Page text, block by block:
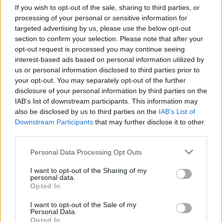
If you wish to opt-out of the sale, sharing to third parties, or
processing of your personal or sensitive information for
targeted advertising by us, please use the below opt-out
section to confirm your selection. Please note that after your
opt-out request is processed you may continue seeing
interest-based ads based on personal information utilized by
us or personal information disclosed to third parties prior to
your opt-out. You may separately opt-out of the further
disclosure of your personal information by third parties on the
IAB’s list of downstream participants. This information may
also be disclosed by us to third parties on the IAB’s List of
Downstream Participants that may further disclose it to other
Please note that this website/app uses one or more Google
not limited to your visit or usage behaviour. You may click to
grant or deny consent to Google and its third-party tags to
use your data for below specified purposes in below Google
consent section.
Personal Data Processing Opt Outs
I want to opt-out of the Sharing of my
personal data.
Opted In
I want to opt-out of the Sale of my
Personal Data.
Opted In
Σημαντικό ρόλο στην εξωστρέφεια της Ε.Υ.Π. θα
διαδραματίσει και η Υπηρεσία Ιστορικού Αρχείου
και Ιστορικού Μουσείου, η οποία στοχεύει στην
ανάδειξη του σημαντικό ρόλου της στην ιστορία
για την ασφάλεια της χώρας. Με τη δημιουργία
του Μουσείου η Υπηρεσία μεριμνά για τη
διατήρηση της ιστορίας της, κάνοντας την
προσιτή και κατανοητή στο κοινό. Παράλληλα, η
αξιοποίηση του Ιστορικού Αρχείου, μέσω του
αποχαρακτηρισμού εγγράφων, θα προσφέρει
ενδιαφέρουσες πληροφορίες για τις δράσεις
Τέλος όπως επισημαίνουν κυβερνητικές πηγές η
έκδοση του Προεδρικού Διατάγματος αποτελεί
το πρώτο αποφασιστικό και νομικά απαραίτητο